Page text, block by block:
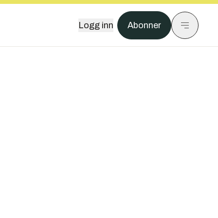
Logg inn Abonner